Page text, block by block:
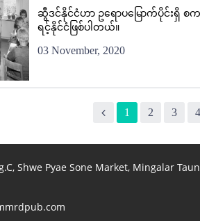
ဆွီဒင်နိုင်ငံဟာ ဥရောပမြောက်ပိုင်းရှိ စ
ရင့်နိုင်ငံဖြစ်ပါတယ်။
03 November, 2020
1 2 3 4
Shwe Pyae Sone Market, Mingalar